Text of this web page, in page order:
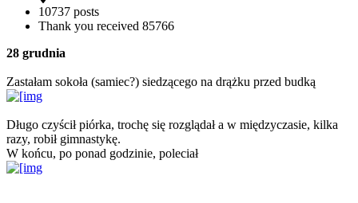
10737 posts
Thank you received 85766
28 grudnia
Zastałam sokoła (samiec?) siedzącego na drążku przed budką
Długo czyścił piórka, trochę się rozglądał a w międzyczasie, kilka
razy, robił gimnastykę.
W końcu, po ponad godzinie, poleciał